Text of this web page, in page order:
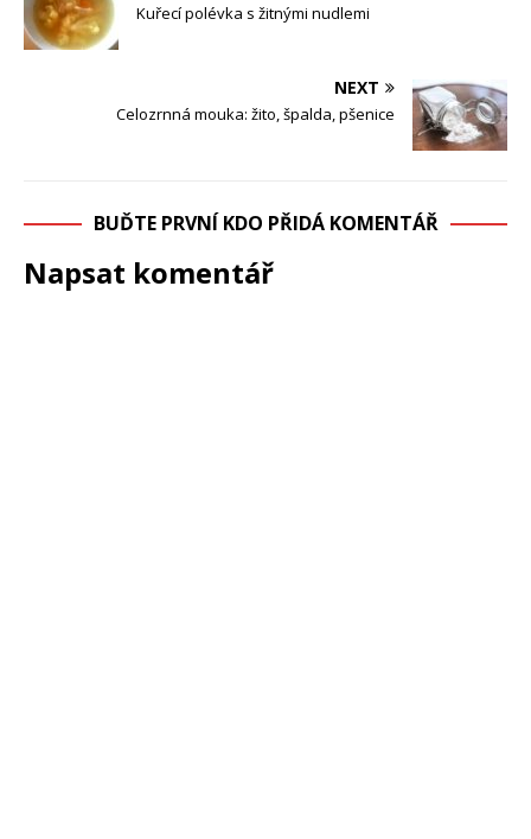
Kuřecí polévka s žitnými nudlemi
NEXT
Celozrnná mouka: žito, špalda, pšenice
BUĎTE PRVNÍ KDO PŘIDÁ KOMENTÁŘ
Napsat komentář